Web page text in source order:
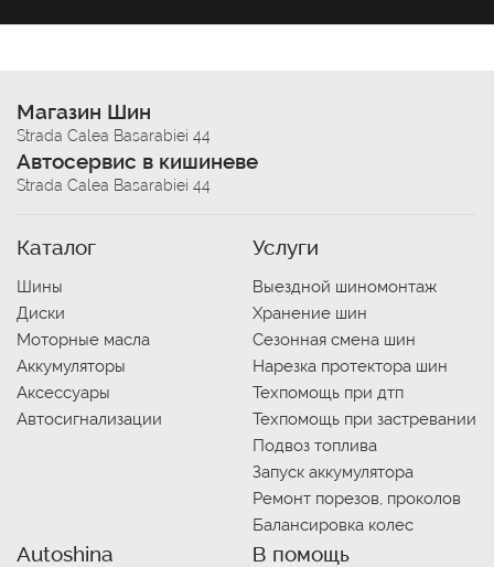
Магазин Шин
Strada Calea Basarabiei 44
Автосервис в кишиневе
Strada Calea Basarabiei 44
Каталог
Шины
Диски
Моторные масла
Аккумуляторы
Аксессуары
Автосигнализации
Услуги
Выездной шиномонтаж
Хранение шин
Сезонная смена шин
Нарезка протектора шин
Техпомощь при дтп
Техпомощь при застревании
Подвоз топлива
Запуск аккумулятора
Ремонт порезов, проколов
Балансировка колес
Autoshina В помощь